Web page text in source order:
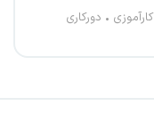
کارآموزی دورکاری